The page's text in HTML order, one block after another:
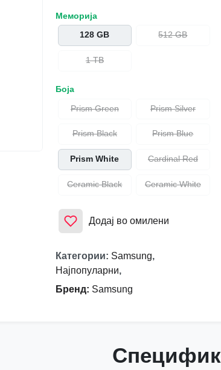
Меморија
128 GB
512 GB
1 TB
Боја
Prism Green
Prism Silver
Prism Black Prism Blue
Prism White Cardinal Red
Ceramic Black Ceramic White
Додај во омилени
Категории: Samsung,
Најпопуларни,
Бренд: Samsung